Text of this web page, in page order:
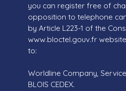
you can register free of
opposition to telephone
by Article L223-1 of the
www.bloctel.gouv.fr
to:
Worldline Company, Service
BLOIS CEDEX.